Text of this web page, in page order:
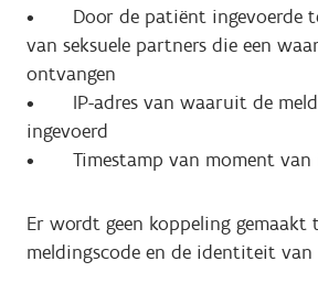
• Door de patiënt ingevoerde
van seksuele partners die een
ontvangen
• IP-adres van waaruit de
ingevoerd
• Timestamp van moment van
Er wordt geen koppeling gemaakt
meldingscode en de identiteit